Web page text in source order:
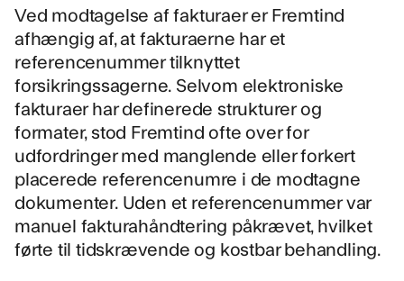
Ved modtagelse af fakturaer er Fremtind
afhængig af, at fakturaerne har et
referencenummer tilknyttet
forsikringssagerne. Selvom elektroniske
fakturaer har definerede strukturer og
formater, stod Fremtind ofte over for
udfordringer med manglende eller forkert
placerede referencenumre i de modtagne
dokumenter. Uden et referencenummer var
manuel fakturahåndtering påkrævet, hvilket
førte til tidskrævende og kostbar behandling.